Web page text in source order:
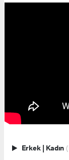
Erkek | Kadın